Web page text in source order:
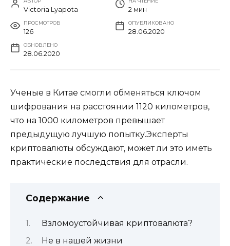
Victoria Lyapota 2 мин
ПРОСМОТРОВ
126
ОПУБЛИКОВАНО
28.06.2020
ОБНОВЛЕНО
28.06.2020
Ученые в Китае смогли обменяться ключом
шифрования на расстоянии 1120 километров,
что на 1000 километров превышает
предыдущую лучшую попытку.Эксперты
криптовалюты обсуждают, может ли это иметь
практические последствия для отрасли.
Содержание
Взломоустойчивая криптовалюта?
Не в нашей жизни